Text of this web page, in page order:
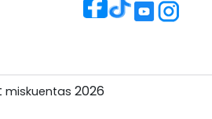
miskuentas 2026